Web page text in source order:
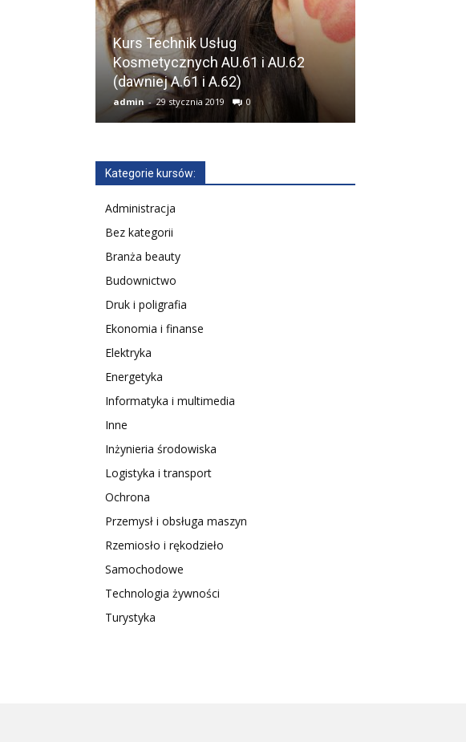
Kurs Technik Usług
Kosmetycznych AU.61 i AU.62
(dawniej A.61 i A.62)
admin - 29 stycznia 2019 0
Kategorie kursów:
Administracja
Bez kategorii
Branża beauty
Budownictwo
Druk i poligrafia
Ekonomia i finanse
Elektryka
Energetyka
Informatyka i multimedia
Inne
Inżynieria środowiska
Logistyka i transport
Ochrona
Przemysł i obsługa maszyn
Rzemiosło i rękodzieło
Samochodowe
Technologia żywności
Turystyka